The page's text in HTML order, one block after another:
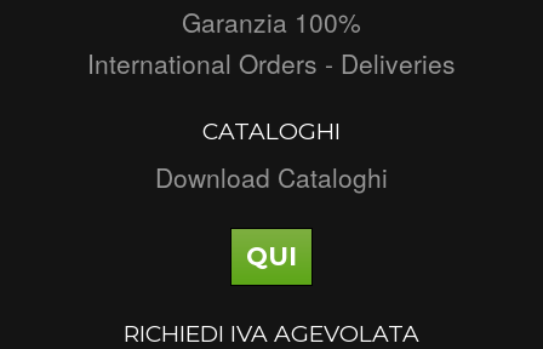
Garanzia 100%
International Orders - Deliveries
CATALOGHI
Download Cataloghi
QUI
RICHIEDI IVA AGEVOLATA